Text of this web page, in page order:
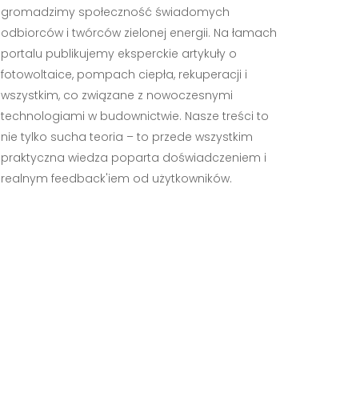
gromadzimy społeczność świadomych
odbiorców i twórców zielonej energii. Na łamach
portalu publikujemy eksperckie artykuły o
fotowoltaice, pompach ciepła, rekuperacji i
wszystkim, co związane z nowoczesnymi
technologiami w budownictwie. Nasze treści to
nie tylko sucha teoria – to przede wszystkim
praktyczna wiedza poparta doświadczeniem i
realnym feedback'iem od użytkowników.